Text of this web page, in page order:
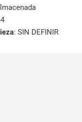
: SIN DEFINIR